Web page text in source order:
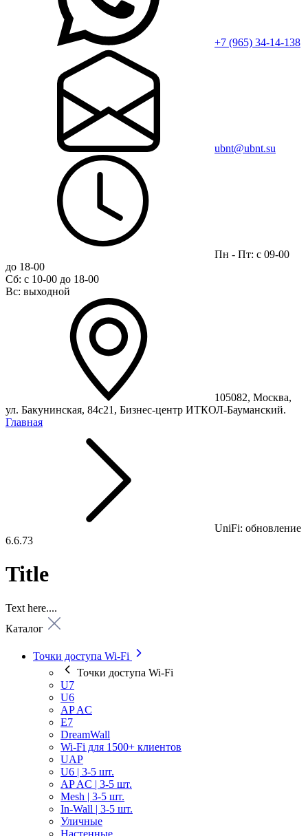
+7 (965) 34-14-138
ubnt@ubnt.su
Пн - Пт: с 09-00
до 18-00
Сб: с 10-00 до 18-00
Вс: выходной
105082, Москва,
ул. Бакунинская, 84с21, Бизнес-центр ИТКОЛ-Бауманский.
Главная
UniFi: обновление
6.6.73
Title
Text here....
Каталог
Точки доступа Wi-Fi
Точки доступа Wi-Fi
U7
U6
AP AC
E7
DreamWall
Wi-Fi для 1500+ клиентов
UAP
U6 | 3-5 шт.
AP AC | 3-5 шт.
Mesh | 3-5 шт.
In-Wall | 3-5 шт.
Уличные
Настенные